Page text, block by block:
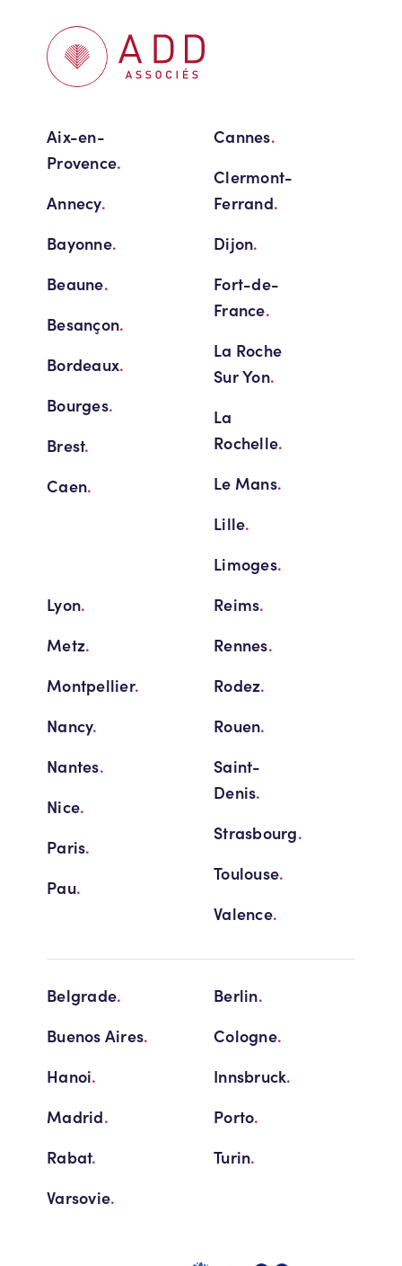
Aix-en-
Provence.
Annecy.
Bayonne.
Beaune.
Besançon.
Bordeaux.
Bourges.
Brest.
Caen.
Cannes.
Clermont-
Ferrand.
Dijon.
Fort-de-
France.
La Roche
Sur Yon.
La
Rochelle.
Le Mans.
Lille.
Limoges.
Lyon.
Metz.
Montpellier.
Nancy.
Nantes.
Nice.
Paris.
Pau.
Reims.
Rennes.
Rodez.
Rouen.
Saint-
Denis.
Strasbourg.
Toulouse.
Valence.
Belgrade. Berlin.
Buenos Aires. Cologne.
Hanoi. Innsbruck.
Madrid. Porto.
Rabat. Turin.
Varsovie.